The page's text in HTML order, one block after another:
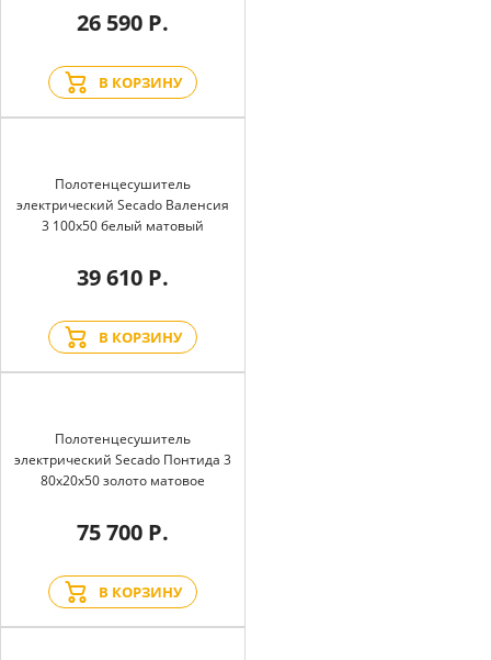
26 590 Р.
В КОРЗИНУ
Полотенцесушитель
электрический Secado Валенсия
3 100x50 белый матовый
39 610 Р.
В КОРЗИНУ
Полотенцесушитель
электрический Secado Понтида 3
80x20x50 золото матовое
75 700 Р.
В КОРЗИНУ